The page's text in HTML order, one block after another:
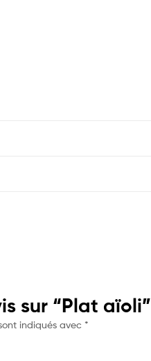
sur “Plat aïoli”
indiqués avec *